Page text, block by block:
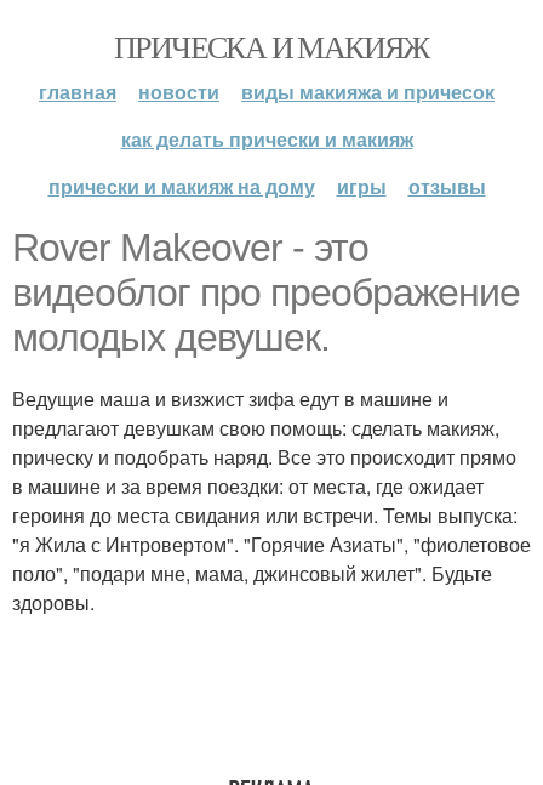
ПРИЧЕСКА И МАКИЯЖ
главная новости
виды макияжа и причесок
как делать прически и макияж
прически и макияж на дому
игры отзывы
Rover Makeover - это
видеоблог про преображение
молодых девушек.
Ведущие маша и визжист зифа едут в машине и
предлагают девушкам свою помощь: сделать макияж,
прическу и подобрать наряд. Все это происходит прямо
в машине и за время поездки: от места, где ожидает
героиня до места свидания или встречи. Темы выпуска:
"я Жила с Интровертом". "Горячие Азиаты", "фиолетовое
поло", "подари мне, мама, джинсовый жилет". Будьте
здоровы.